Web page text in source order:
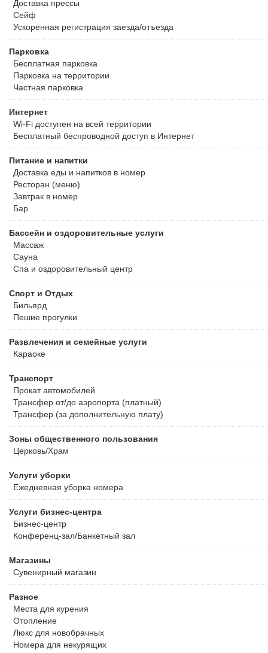
Доставка прессы
Сейф
Ускоренная регистрация заезда/отъезда
Парковка
Бесплатная парковка
Парковка на территории
Частная парковка
Интернет
Wi-Fi доступен на всей территории
Бесплатный беспроводной доступ в Интернет
Питание и напитки
Доставка еды и напитков в номер
Ресторан (меню)
Завтрак в номер
Бар
Бассейн и оздоровительные услуги
Массаж
Сауна
Спа и оздоровительный центр
Спорт и Отдых
Бильярд
Пешие прогулки
Развлечения и семейные услуги
Караоке
Транспорт
Прокат автомобилей
Трансфер от/до аэропорта (платный)
Трансфер (за дополнительную плату)
Зоны общественного пользования
Церковь/Храм
Услуги уборки
Ежедневная уборка номера
Услуги бизнес-центра
Бизнес-центр
Конференц-зал/Банкетный зал
Магазины
Сувенирный магазин
Разное
Места для курения
Отопление
Люкс для новобрачных
Номера для некурящих